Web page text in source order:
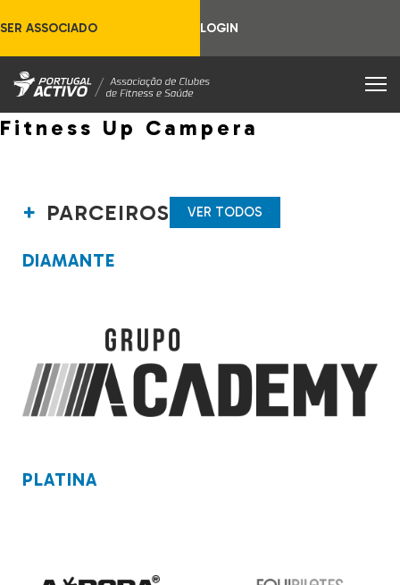
SER ASSOCIADO LOGIN
Fitness Up Campera
PARCEIROS VER TODOS
DIAMANTE
PLATINA